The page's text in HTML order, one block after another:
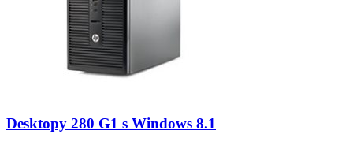
Desktopy 280 G1 s Windows 8.1